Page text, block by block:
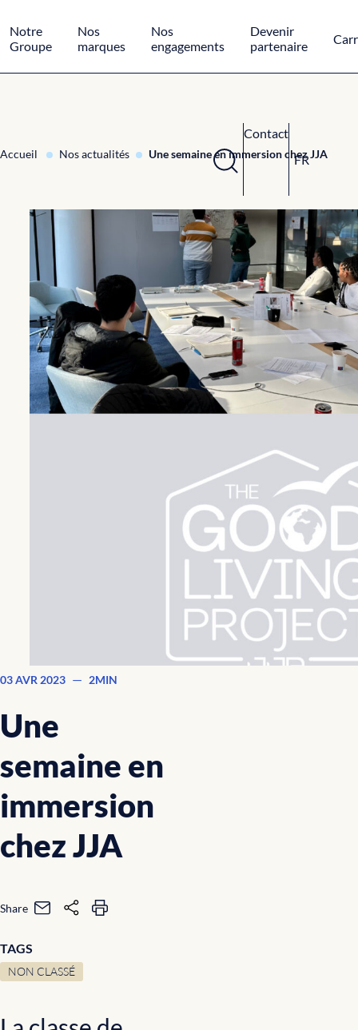
Notre
Groupe
Nos
marques
Nos
engagements
Devenir
partenaire
Contact
FR
Accueil Nos actualités Une semaine en immersion chez JJA
03 AVR 2023 — 2MIN
Une
semaine en
immersion
chez JJA
Share
TAGS
NON CLASSÉ